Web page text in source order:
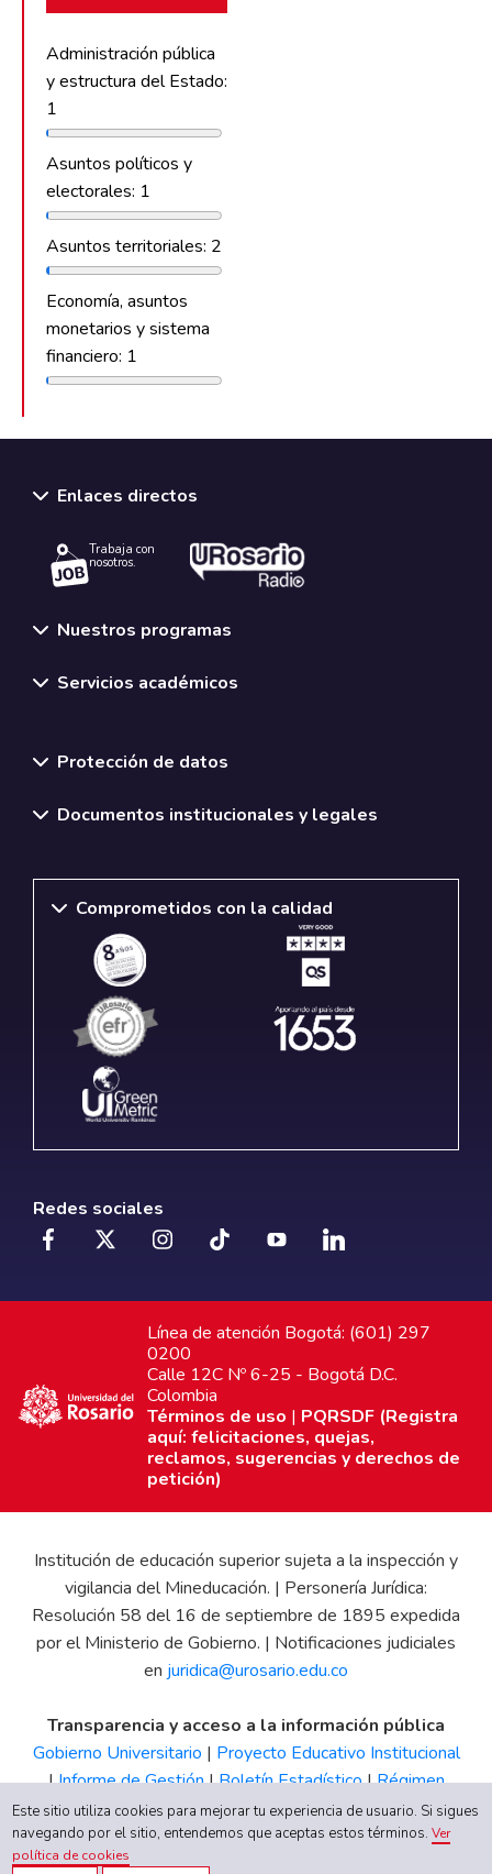
Administración pública
y estructura del Estado:
1
Asuntos políticos y
electorales: 1
Asuntos territoriales: 2
Economía, asuntos
monetarios y sistema
financiero: 1
Enlaces directos
Trabaja con
nosotros.
Nuestros programas
Servicios académicos
Protección de datos
Documentos institucionales y legales
Comprometidos con la calidad
Redes sociales
Línea de atención Bogotá: (601) 297
0200
Calle 12C Nº 6-25 - Bogotá D.C.
Colombia
Términos de uso | PQRSDF (Registra
aquí: felicitaciones, quejas,
reclamos, sugerencias y derechos de
petición)
Institución de educación superior sujeta a la inspección y
vigilancia del Mineducación. | Personería Jurídica:
Resolución 58 del 16 de septiembre de 1895 expedida
por el Ministerio de Gobierno. | Notificaciones judiciales
en juridica@urosario.edu.co
Transparencia y acceso a la información pública
Gobierno Universitario | Proyecto Educativo Institucional
|Informe de Gestión|Boletín Estadístico|Régimen
Tributario|Estados Financieros |Código de Ética| Canal
de Integridad UR
Este sitio utiliza cookies para mejorar tu experiencia de usuario. Si sigues
navegando por el sitio, entendemos que aceptas estos términos.Ver
política de cookies